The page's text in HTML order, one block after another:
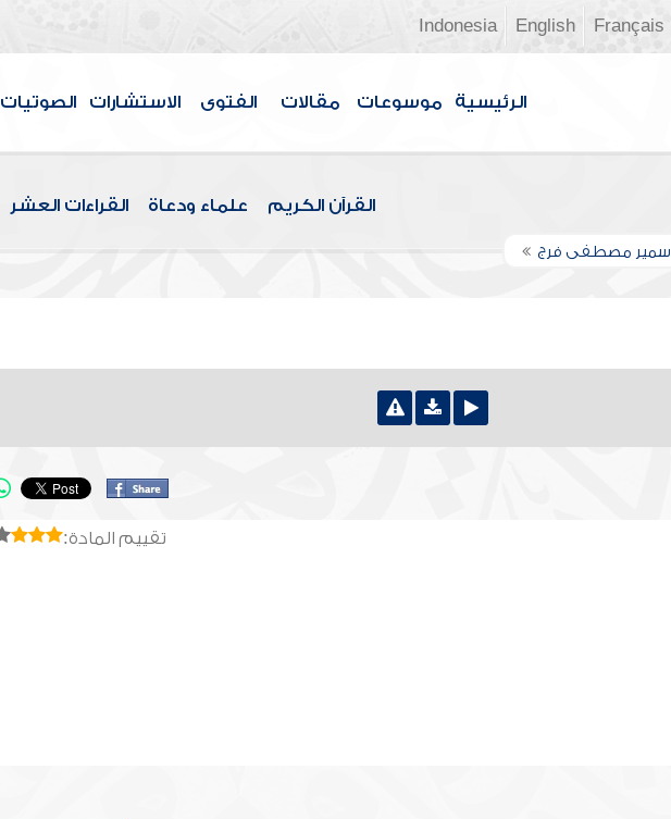
Français
English
Indonesia
الرئيسية موسوعات مقالات الفتوى الاستشارات الصوتيات
القرآن الكريم علماء ودعاة القراءات العشر
سمير مصطفى فرج
تقييم المادة: